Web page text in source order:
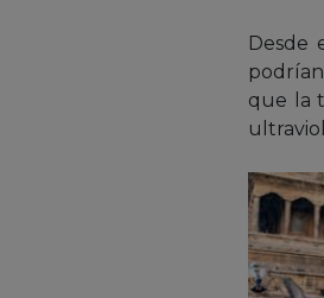
Desde
que la